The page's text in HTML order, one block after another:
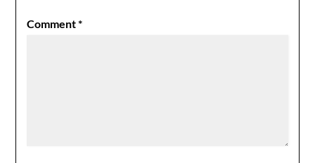
Comment*